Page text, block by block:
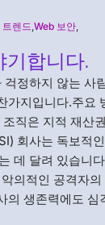
렌드,Web 보안,
기합니다.
정하지 않는 사
가지입니다.주요
직은 지적 재산
회사는 독보적
데 달려 있습니
의적인 공격자
의 생존력에도 심